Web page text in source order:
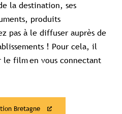
la destination, ses
produits
pas à le diffuser auprès de
! Pour cela, il
film en vous connectant
Bretagne